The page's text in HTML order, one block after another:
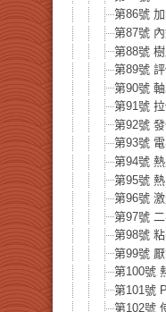
第86號
第87號
第88號
第89號
第90號
第91號
第92號
第93號
第94號
第95號
第96號
第97號
第98號
第99號
第100號
第101號
第102號